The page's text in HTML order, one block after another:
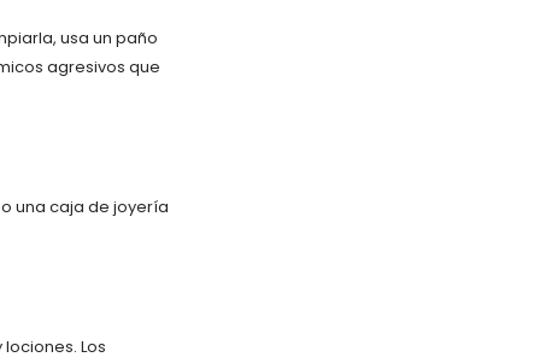
usa un paño
agresivos que
una caja de joyería
Los